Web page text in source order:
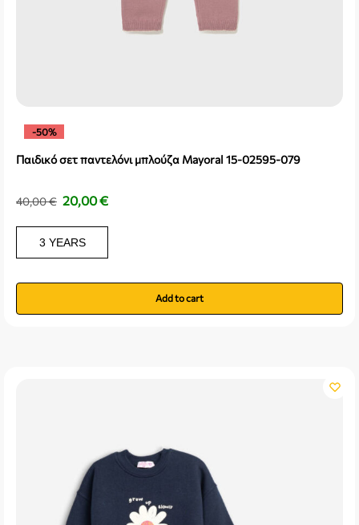
-50%
Παιδικό σετ παντελόνι μπλούζα Mayoral 15-02595-079
40,00€ 20,00€
3 YEARS
Add to cart